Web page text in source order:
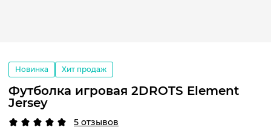
Новинка Хит продаж
Футболка игровая 2DROTS Element
Jersey
5 отзывов